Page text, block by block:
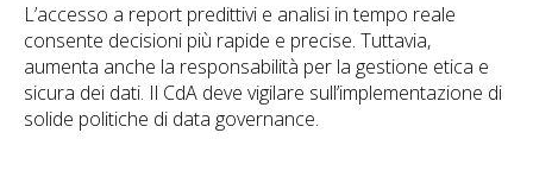
L’accesso a report predittivi e analisi in tempo reale
consente decisioni più rapide e precise. Tuttavia,
aumenta anche la responsabilità per la gestione etica e
sicura dei dati. Il CdA deve vigilare sull’implementazione di
solide politiche di data governance.